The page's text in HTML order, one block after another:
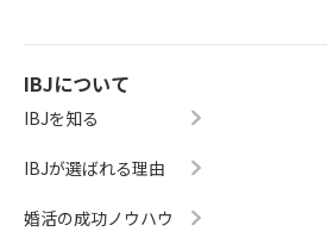
IBJについて
IBJを知る
IBJが選ばれる理由
婚活の成功ノウハウ